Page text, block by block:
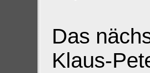
Das
Klaus-